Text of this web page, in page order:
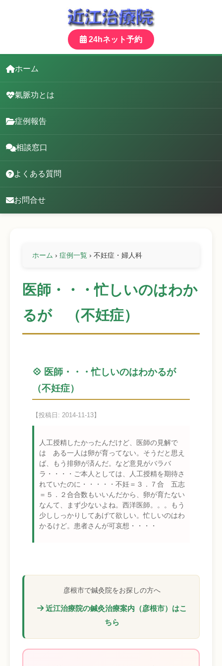
24hネット予約
ホーム
氣脈功とは
症例報告
相談窓口
よくある質問
お問合せ
ホーム › 症例一覧 › 不妊症・婦人科
医師・・・忙しいのはわか
るが （不妊症）
💠 医師・・・忙しいのはわかるが
（不妊症）
【投稿日: 2014-11-13】
人工授精したかったんだけど、医師の見解で
は ある一人は卵が育ってない。そうだと思え
ば、もう排卵が済んだ。など意見がバラバ
ラ・・・・ご本人としては、人工授精を期待さ
れていたのに・・・・・不妊＝３．７合 五志
＝５．２合合数もいいんだから、卵が育たない
なんて、まず少ないよね。西洋医師。。。もう
少ししっかりしてあげて欲しい。忙しいのはわ
かるけど。患者さんが可哀想・・・・
彦根市で鍼灸院をお探しの方へ
近江治療院の鍼灸治療案内（彦根市）はこ
ちら